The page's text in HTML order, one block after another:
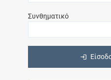
Συνθηματικό